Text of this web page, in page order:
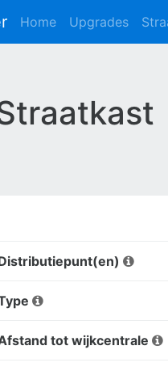
Home Upgrades
tot wijkcentrale